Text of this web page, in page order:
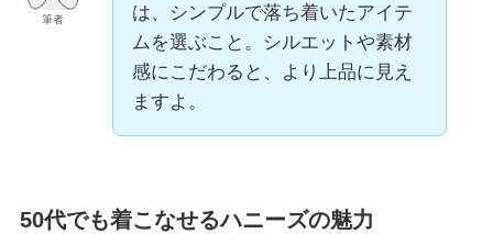
筆者
は、シンプルで落ち着いたアイテ
ムを選ぶこと。シルエットや素材
感にこだわると、より上品に見え
ますよ。
50代でも着こなせるハニーズの魅力